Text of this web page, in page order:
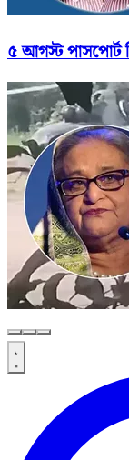
৫ আগস্ট পাসপোর্ট